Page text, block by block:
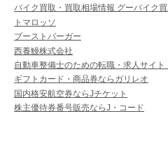
バイク買取・買取相場情報 グーバイク
トマロッソ
ブーストバーガー
西養鰻株式会社
自動車整備士のための転職・求人サイト
ギフトカード・商品券ならガリレオ
国内格安航空券ならJチケット
株主優待券番号販売ならJ・コード